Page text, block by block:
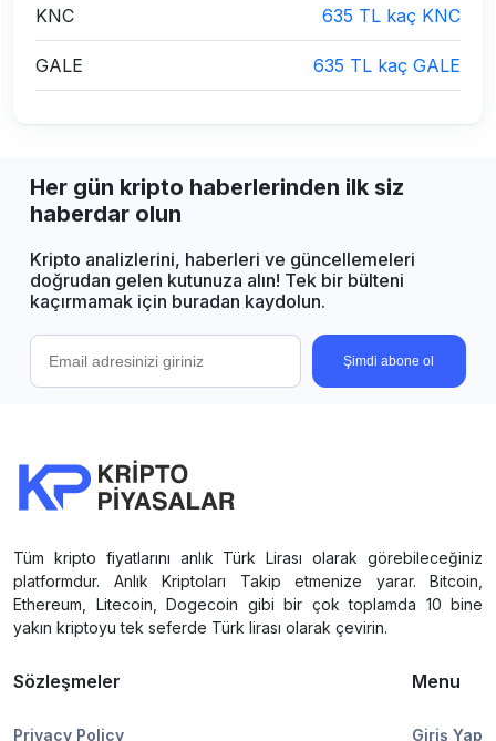
KNC 635 TL kaç KNC
GALE 635 TL kaç GALE
Her gün kripto haberlerinden ilk siz
haberdar olun
Kripto analizlerini, haberleri ve güncellemeleri
doğrudan gelen kutunuza alın! Tek bir bülteni
kaçırmamak için buradan kaydolun.
Şimdi abone ol
Tüm kripto fiyatlarını anlık Türk Lirası olarak görebileceğiniz
platformdur. Anlık Kriptoları Takip etmenize yarar. Bitcoin,
Ethereum, Litecoin, Dogecoin gibi bir çok toplamda 10 bine
yakın kriptoyu tek seferde Türk lirası olarak çevirin.
Sözleşmeler
Privacy Policy
Menu
Giriş Yap